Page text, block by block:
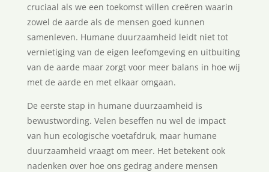
cruciaal als we een toekomst willen creëren waarin
zowel de aarde als de mensen goed kunnen
samenleven. Humane duurzaamheid leidt niet tot
vernietiging van de eigen leefomgeving en uitbuiting
van de aarde maar zorgt voor meer balans in hoe wij
met de aarde en met elkaar omgaan.
De eerste stap in humane duurzaamheid is
bewustwording. Velen beseffen nu wel de impact
van hun ecologische voetafdruk, maar humane
duurzaamheid vraagt om meer. Het betekent ook
nadenken over hoe ons gedrag andere mensen